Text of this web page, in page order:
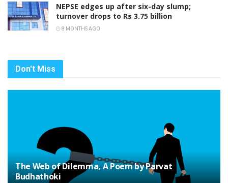
NEPSE edges up after six-day slump;
turnover drops to Rs 3.75 billion
8 MONTHS AGO
Don't Miss
The Web of Dilemma, A Poem by Parvat
Budhathoki